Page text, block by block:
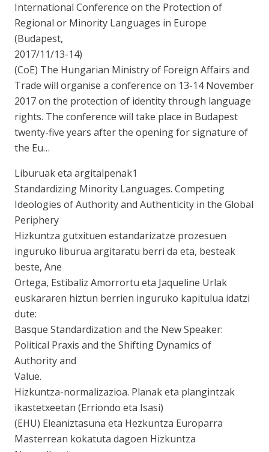
International Conference on the Protection of
Regional or Minority Languages in Europe
(Budapest,
2017/11/13-14)
(CoE) The Hungarian Ministry of Foreign Affairs and
Trade will organise a conference on 13-14 November
2017 on the protection of identity through language
rights. The conference will take place in Budapest
twenty-five years after the opening for signature of
the Eu…
Liburuak eta argitalpenak1
Standardizing Minority Languages. Competing
Ideologies of Authority and Authenticity in the Global
Periphery
Hizkuntza gutxituen estandarizatze prozesuen
inguruko liburua argitaratu berri da eta, besteak
beste, Ane
Ortega, Estibaliz Amorrortu eta Jaqueline Urlak
euskararen hiztun berrien inguruko kapitulua idatzi
dute:
Basque Standardization and the New Speaker:
Political Praxis and the Shifting Dynamics of
Authority and
Value.
Hizkuntza-normalizazioa. Planak eta plangintzak
ikastetxeetan (Erriondo eta Isasi)
(EHU) Eleaniztasuna eta Hezkuntza Europarra
Masterrean kokatuta dagoen Hizkuntza